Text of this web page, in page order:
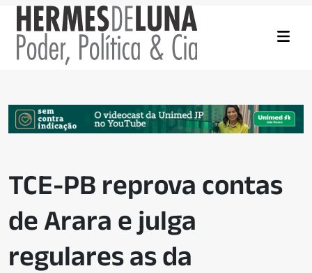
TCE-PB reprova contas
de Arara e julga
regulares as da